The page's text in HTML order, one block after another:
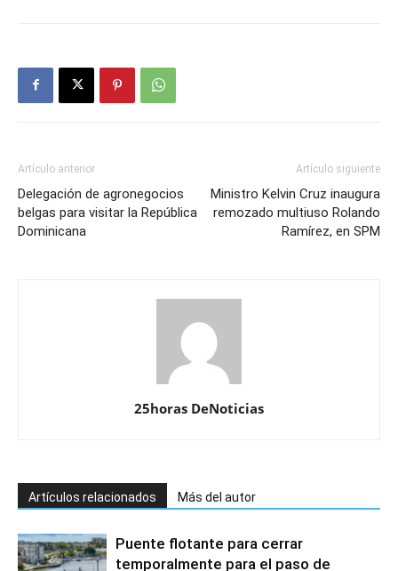
Artículo anterior
Delegación de agronegocios
belgas para visitar la República
Dominicana
Artículo siguiente
Ministro Kelvin Cruz inaugura
remozado multiuso Rolando
Ramírez, en SPM
25horas DeNoticias
Artículos relacionados Más del autor
Puente flotante para cerrar
temporalmente para el paso de